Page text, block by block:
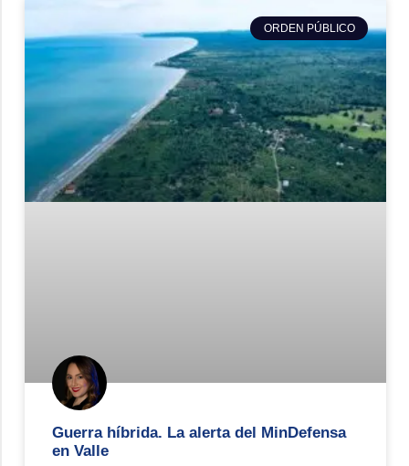
ORDEN PÚBLICO
Guerra híbrida. La alerta del MinDefensa
en Valle